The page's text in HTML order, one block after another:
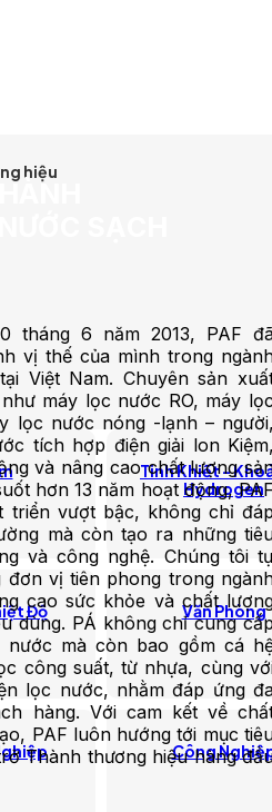
hiệu
Tinh Khiết -
Hydrogen
Độ Văn Phòng
Công
SẠCH
tháng 6 năm 2013, PAF
vị thế của mình trong
Việt Nam. Chuyên sản
máy lọc nước RO, máy
lọc nước nóng -lạnh –
tích hợp điện giải lon
và nâng cao chất lượng
hơn 13 năm hoạt động,
triển vượt bậc, không chỉ
mà còn tạo ra những
và công nghệ. Chúng tôi
vị tiên phong trong
cao sức khỏe và chất
dùng. PÁ không chỉ cung
nước mà còn bao gồm cá
công suất, từ nhựa, cùng
lọc nước, nhằm đáp ứng
hàng. Với cam kết về
PAF luôn hướng tới mục
Thành thương hiệu hàng